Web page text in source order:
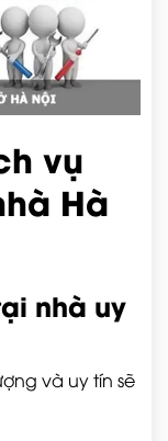
vụ
Hà
nhà uy
và uy tín sẽ